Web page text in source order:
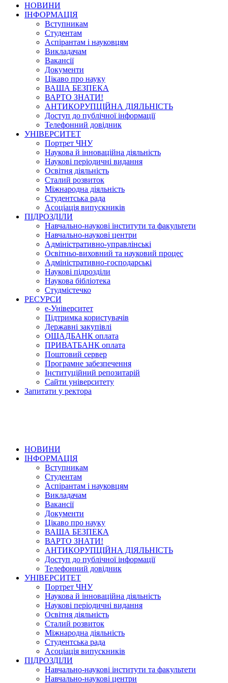
НОВИНИ
ІНФОРМАЦІЯ
Вступникам
Студентам
Аспірантам і науковцям
Викладачам
Вакансії
Документи
Цікаво про науку
ВАША БЕЗПЕКА
ВАРТО ЗНАТИ!
АНТИКОРУПЦІЙНА ДІЯЛЬНІСТЬ
Доступ до публічної інформації
Телефонний довідник
УНІВЕРСИТЕТ
Портрет ЧНУ
Наукова й інноваційна діяльність
Наукові періодичні видання
Освітня діяльність
Сталий розвиток
Міжнародна діяльність
Студентська рада
Асоціація випускників
ПІДРОЗДІЛИ
Навчально-наукові інститути та факультети
Навчально-наукові центри
Адміністративно-управлінські
Освітньо-виховний та науковий процес
Адміністративно-господарські
Наукові підрозділи
Наукова бібліотека
Студмістечко
РЕСУРСИ
е-Університет
Підтримка користувачів
Державні закупівлі
ОЩАДБАНК оплата
ПРИВАТБАНК оплата
Поштовий сервер
Програмне забезпечення
Інституційний репозитарій
Сайти університету
Запитати у ректора
НОВИНИ
ІНФОРМАЦІЯ
Вступникам
Студентам
Аспірантам і науковцям
Викладачам
Вакансії
Документи
Цікаво про науку
ВАША БЕЗПЕКА
ВАРТО ЗНАТИ!
АНТИКОРУПЦІЙНА ДІЯЛЬНІСТЬ
Доступ до публічної інформації
Телефонний довідник
УНІВЕРСИТЕТ
Портрет ЧНУ
Наукова й інноваційна діяльність
Наукові періодичні видання
Освітня діяльність
Сталий розвиток
Міжнародна діяльність
Студентська рада
Асоціація випускників
ПІДРОЗДІЛИ
Навчально-наукові інститути та факультети
Навчально-наукові центри